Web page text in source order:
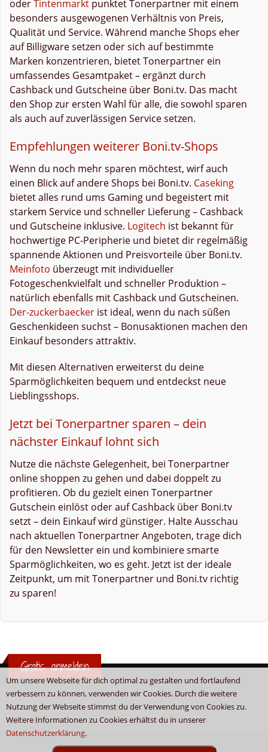
Um unsere Webseite für dich optimal zu gestalten und fortlaufend
verbessern zu können, verwenden wir Cookies. Durch die weitere
Nutzung der Webseite stimmst du der Verwendung von Cookies zu.
Weitere Informationen zu Cookies erhältst du in unserer
Datenschutzerklärung.
oderTintenmarkt punktet Tonerpartner mit einem
besonders ausgewogenen Verhältnis von Preis,
Qualität und Service. Während manche Shops eher
auf Billigware setzen oder sich auf bestimmte
Marken konzentrieren, bietet Tonerpartner ein
umfassendes Gesamtpaket – ergänzt durch
Cashback und Gutscheine über Boni.tv. Das macht
den Shop zur ersten Wahl für alle, die sowohl sparen
als auch auf zuverlässigen Service setzen.
Empfehlungen weiterer Boni.tv-Shops
Wenn du noch mehr sparen möchtest, wirf auch
einen Blick auf andere Shops bei Boni.tv. Caseking
bietet alles rund ums Gaming und begeistert mit
starkem Service und schneller Lieferung – Cashback
und Gutscheine inklusive. Logitech ist bekannt für
hochwertige PC-Peripherie und bietet dir regelmäßig
spannende Aktionen und Preisvorteile über Boni.tv.
Meinfoto überzeugt mit individueller
Fotogeschenkvielfalt und schneller Produktion –
natürlich ebenfalls mit Cashback und Gutscheinen.
Der-zuckerbaecker ist ideal, wenn du nach süßen
Geschenkideen suchst – Bonusaktionen machen den
Einkauf besonders attraktiv.
Mit diesen Alternativen erweiterst du deine
Sparmöglichkeiten bequem und entdeckst neue
Lieblingsshops.
Jetzt bei Tonerpartner sparen – dein
nächster Einkauf lohnt sich
Nutze die nächste Gelegenheit, bei Tonerpartner
online shoppen zu gehen und dabei doppelt zu
profitieren. Ob du gezielt einen Tonerpartner
Gutschein einlöst oder auf Cashback über Boni.tv
setzt – dein Einkauf wird günstiger. Halte Ausschau
nach aktuellen Tonerpartner Angeboten, trage dich
für den Newsletter ein und kombiniere smarte
Sparmöglichkeiten, wo es geht. Jetzt ist der ideale
Zeitpunkt, um mit Tonerpartner und Boni.tv richtig
zu sparen!
Gratis anmelden